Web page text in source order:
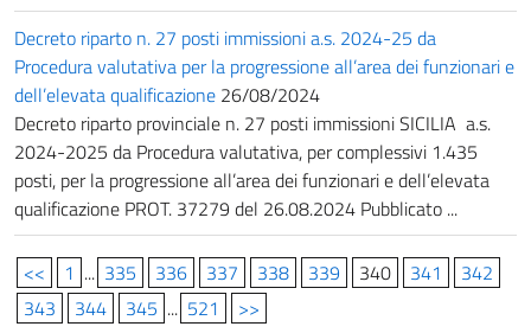
Decreto riparto n. 27 posti immissioni a.s. 2024-25 da
Procedura valutativa per la progressione all’area dei funzionari e
dell’elevata qualificazione 26/08/2024
Decreto riparto provinciale n. 27 posti immissioni SICILIA a.s.
2024-2025 da Procedura valutativa, per complessivi 1.435
posti, per la progressione all’area dei funzionari e dell’elevata
qualificazione PROT. 37279 del 26.08.2024 Pubblicato ...
<< 1 ... 335 336 337 338 339 340 341
342
343
344 345 ... 521 >>